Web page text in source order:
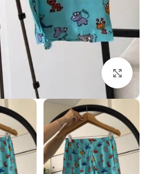
بزرگنمایی تصویر